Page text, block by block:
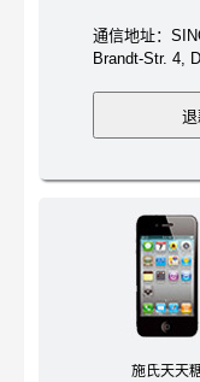
通信地址：
Brandt-Str. 4,
施氏天天